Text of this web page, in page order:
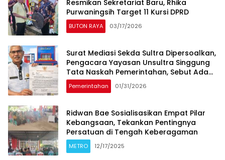
Resmikan Sekretariat Baru, Rhika
Purwaningsih Target 11 Kursi DPRD
BUTON RAYA 03/17/2026
Surat Mediasi Sekda Sultra Dipersoalkan,
Pengacara Yayasan Unsultra Singgung
Tata Naskah Pemerintahan, Sebut Ada
Cawe-Cawe Pemprov
Pemerintahan 01/31/2026
‎Ridwan Bae Sosialisasikan Empat Pilar
Kebangsaan, Tekankan Pentingnya
Persatuan di Tengah Keberagaman
METRO 12/17/2025